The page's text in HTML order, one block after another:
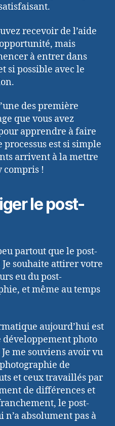
recevoir de l’aide
mais
à entrer dans
si possible avec le
des première
que vous avez
apprendre à faire
processus est si simple
arrivent à la mettre
compris !
le post-
partout que le post-
souhaite attirer votre
eu du post-
et même au temps
aujourd’hui est
photo
me souviens avoir vu
de
et ceux travaillés par
de différences et
le post-
n’a absolument pas à